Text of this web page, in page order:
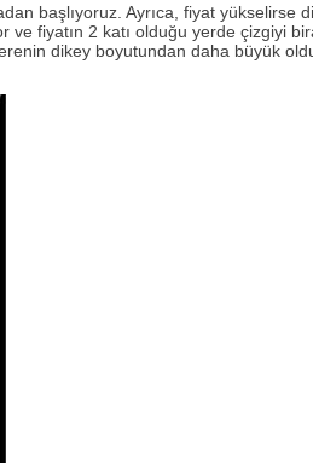
başlıyoruz. Ayrıca, fiyat yükselirse
ve fiyatın 2 katı olduğu yerde çizgiyi
dikey boyutundan daha büyük